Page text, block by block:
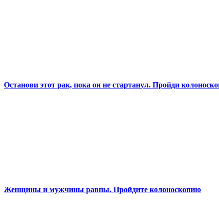
Останови этот рак, пока он не стартанул. Пройди
Женщины и мужчины равны. Пройдите колоноскопию